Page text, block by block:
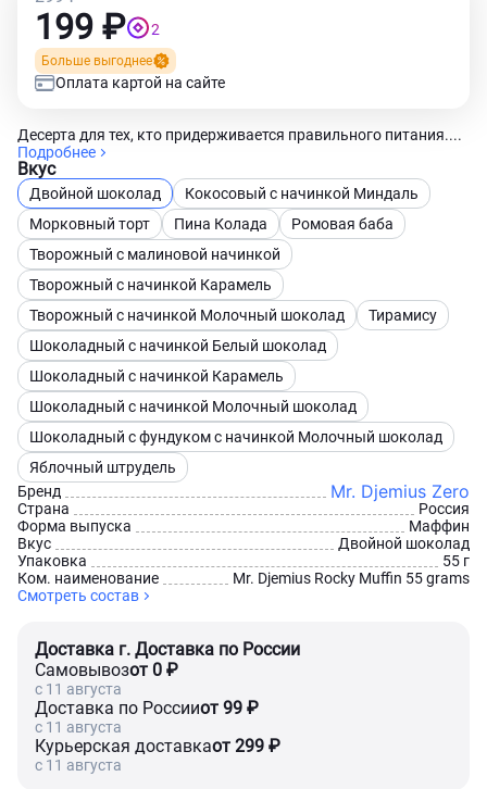
Десерта для тех, кто придерживается правильного питания....
Подробнее
Вкус
Двойной шоколад
Кокосовый с начинкой Миндаль
Морковный торт
Пина Колада
Ромовая баба
Творожный с малиновой начинкой
Творожный с начинкой Карамель
Творожный с начинкой Молочный шоколад
Тирамису
Шоколадный с начинкой Белый шоколад
Шоколадный с начинкой Карамель
Шоколадный с начинкой Молочный шоколад
Шоколадный с фундуком с начинкой Молочный шоколад
Яблочный штрудель
Бренд
Mr. Djemius Zero
Страна
Россия
Форма выпуска
Маффин
Вкус
Двойной шоколад
Упаковка
55 г
Ком. наименование
Mr. Djemius Rocky Muffin 55 grams
Смотреть состав
199 ₽ 2
Больше выгоднее
Оплата картой на сайте
Доставка г. Доставка по России
Самовывозот 0 ₽
c 11 августа
Доставка по Россииот 99 ₽
c 11 августа
Курьерская доставкаот 299 ₽
c 11 августа